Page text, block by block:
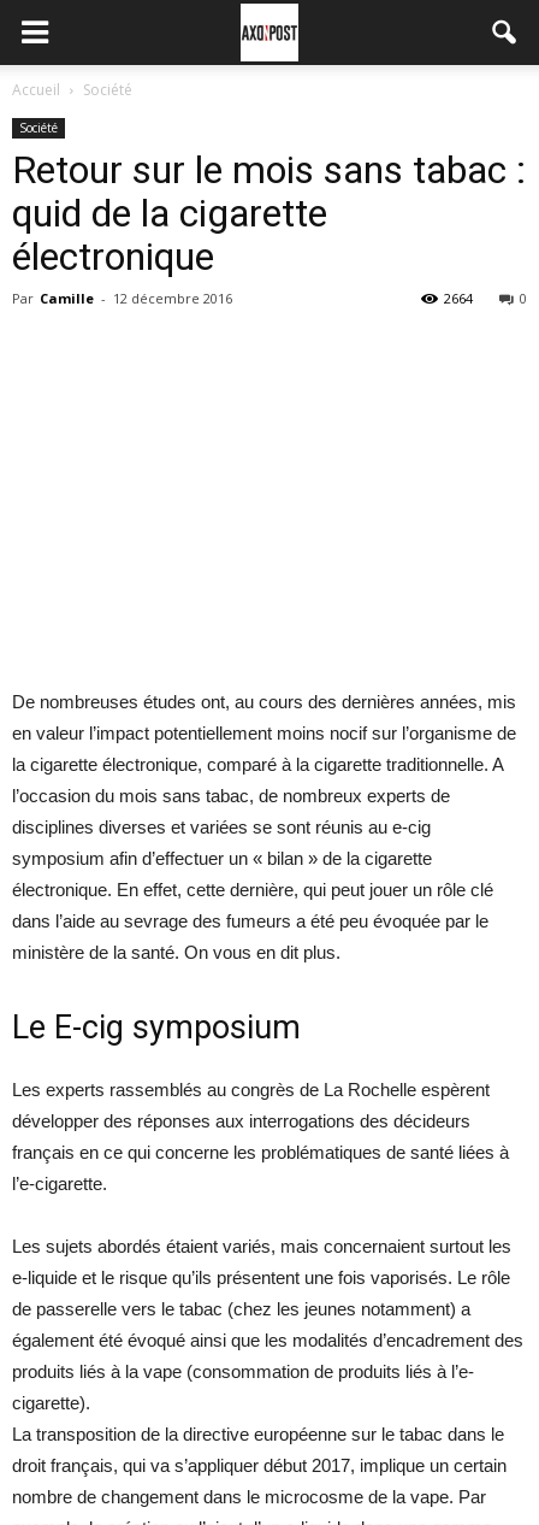
Accueil Société
Société
Retour sur le mois sans tabac :
quid de la cigarette
électronique
Par Camille - 12 décembre 2016 0
2664
De nombreuses études ont, au cours des dernières années, mis
en valeur l’impact potentiellement moins nocif sur l’organisme de
la cigarette électronique, comparé à la cigarette traditionnelle. A
l’occasion du mois sans tabac, de nombreux experts de
disciplines diverses et variées se sont réunis au e-cig
symposium afin d’effectuer un « bilan » de la cigarette
électronique. En effet, cette dernière, qui peut jouer un rôle clé
dans l’aide au sevrage des fumeurs a été peu évoquée par le
ministère de la santé. On vous en dit plus.
Le E-cig symposium
Les experts rassemblés au congrès de La Rochelle espèrent
développer des réponses aux interrogations des décideurs
français en ce qui concerne les problématiques de santé liées à
l’e-cigarette.
Les sujets abordés étaient variés, mais concernaient surtout les
e-liquide et le risque qu’ils présentent une fois vaporisés. Le rôle
de passerelle vers le tabac (chez les jeunes notamment) a
également été évoqué ainsi que les modalités d’encadrement des
produits liés à la vape (consommation de produits liés à l’e-
cigarette).
La transposition de la directive européenne sur le tabac dans le
droit français, qui va s’appliquer début 2017, implique un certain
nombre de changement dans le microcosme de la vape. Par